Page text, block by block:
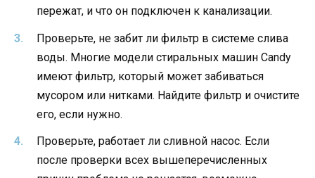
пережат, и что он подключен к канализации.
Проверьте, не забит ли фильтр в системе слива
воды. Многие модели стиральных машин Candy
имеют фильтр, который может забиваться
мусором или нитками. Найдите фильтр и очистите
его, если нужно.
Проверьте, работает ли сливной насос. Если
после проверки всех вышеперечисленных